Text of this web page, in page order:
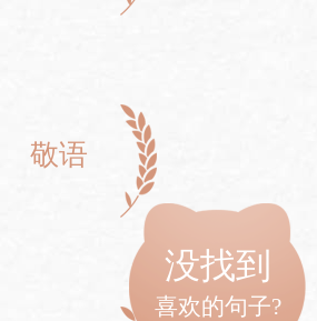
敬语
没找到
喜欢的句子?